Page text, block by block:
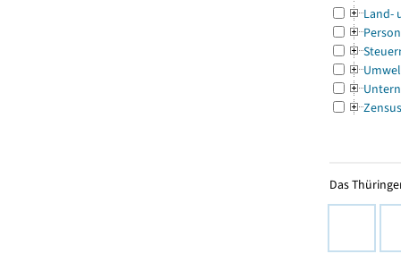
Land-
Zensus
Das